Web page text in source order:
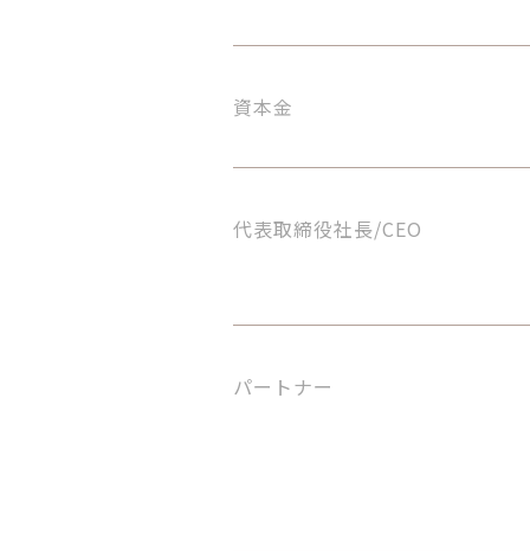
資本金
代表取締役社長/CEO
パートナー